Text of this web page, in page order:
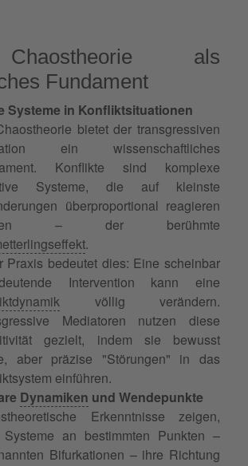
als
Fundament
Systeme in Konfliktsituationen
bietet der transgressiven
ein wissenschaftliches
Konflikte sind komplexe
Systeme, die auf kleinste
überproportional reagieren
– der berühmte
.
Praxis bedeutet dies: Eine scheinbar
Intervention kann eine
völlig verändern.
Mediatoren nutzen diese
gezielt, indem sie bewusst
aber präzise "Störungen" in das
einführen.
Dynamiken und Wendepunkte
Erkenntnisse zeigen,
an bestimmten Punkten –
Bifurkationen – ihre Richtung